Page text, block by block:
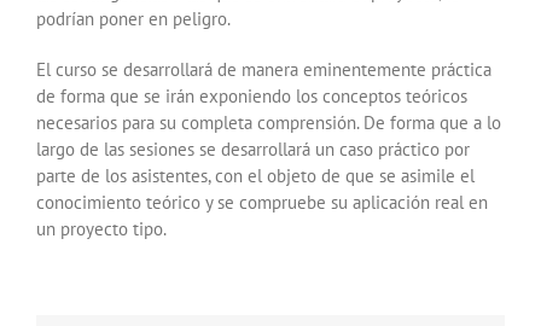
podrían poner en peligro.
El curso se desarrollará de manera eminentemente práctica
de forma que se irán exponiendo los conceptos teóricos
necesarios para su completa comprensión. De forma que a lo
largo de las sesiones se desarrollará un caso práctico por
parte de los asistentes, con el objeto de que se asimile el
conocimiento teórico y se compruebe su aplicación real en
un proyecto tipo.